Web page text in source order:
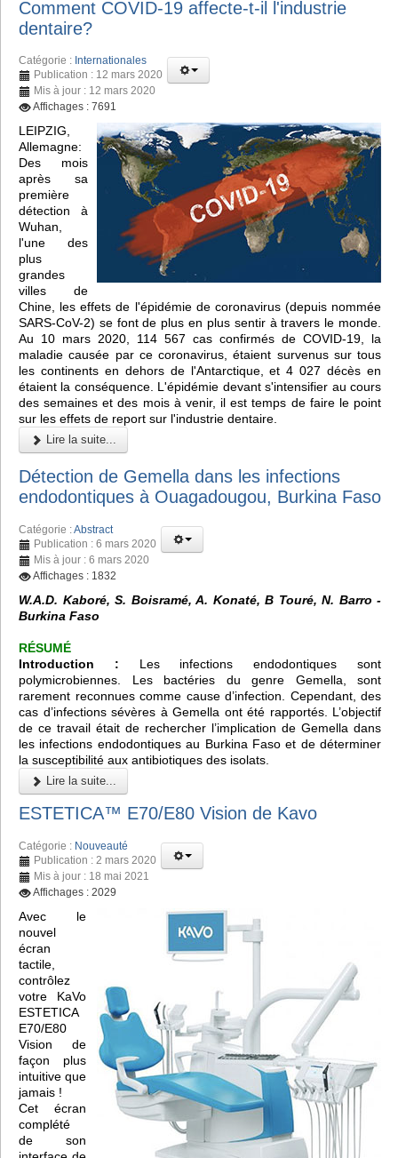
Comment COVID-19 affecte-t-il l'industrie
dentaire?
Catégorie : Internationales
Publication : 12 mars 2020
Mis à jour : 12 mars 2020
Affichages : 7691
LEIPZIG,
Allemagne:
Des mois
après sa
première
détection à
Wuhan,
l'une des
plus
grandes
villes de
Chine, les effets de l'épidémie de coronavirus (depuis nommée
SARS-CoV-2) se font de plus en plus sentir à travers le monde.
Au 10 mars 2020, 114 567 cas confirmés de COVID-19, la
maladie causée par ce coronavirus, étaient survenus sur tous
les continents en dehors de l'Antarctique, et 4 027 décès en
étaient la conséquence. L'épidémie devant s'intensifier au cours
des semaines et des mois à venir, il est temps de faire le point
sur les effets de report sur l'industrie dentaire.
Lire la suite...
Détection de Gemella dans les infections
endodontiques à Ouagadougou, Burkina Faso
Catégorie :Abstract
Publication : 6 mars 2020
Mis à jour : 6 mars 2020
Affichages : 1832
W.A.D. Kaboré, S. Boisramé, A. Konaté, B Touré, N. Barro -
Burkina Faso
RÉSUMÉ
Introduction : Les infections endodontiques sont
polymicrobiennes. Les bactéries du genre Gemella, sont
rarement reconnues comme cause d’infection. Cependant, des
cas d’infections sévères à Gemella ont été rapportés. L’objectif
de ce travail était de rechercher l’implication de Gemella dans
les infections endodontiques au Burkina Faso et de déterminer
la susceptibilité aux antibiotiques des isolats.
Lire la suite...
ESTETICA™️ E70/E80 Vision de Kavo
Catégorie : Nouveauté
Publication : 2 mars 2020
Mis à jour : 18 mai 2021
Affichages : 2029
Avec le
nouvel
écran
tactile,
contrôlez
votre KaVo
ESTETICA
E70/E80
Vision de
façon plus
intuitive que
jamais !
Cet écran
complété
de son